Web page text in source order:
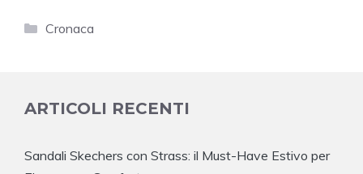
Categorie
Cronaca
ARTICOLI RECENTI
Sandali Skechers con Strass: il Must-Have Estivo per